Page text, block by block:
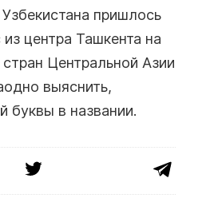
пришлось
центра Ташкента на
Центральной Азии
выяснить,
буквы в названии.